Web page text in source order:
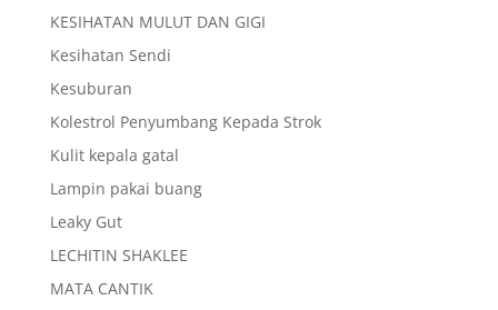
KESIHATAN MULUT DAN GIGI
Kesihatan Sendi
Kesuburan
Kolestrol Penyumbang Kepada Strok
Kulit kepala gatal
Lampin pakai buang
Leaky Gut
LECHITIN SHAKLEE
MATA CANTIK